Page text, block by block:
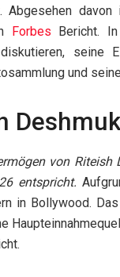
Abgesehen
Forbes Bericht.
seine
und
von
entspricht.
in Bollywood.